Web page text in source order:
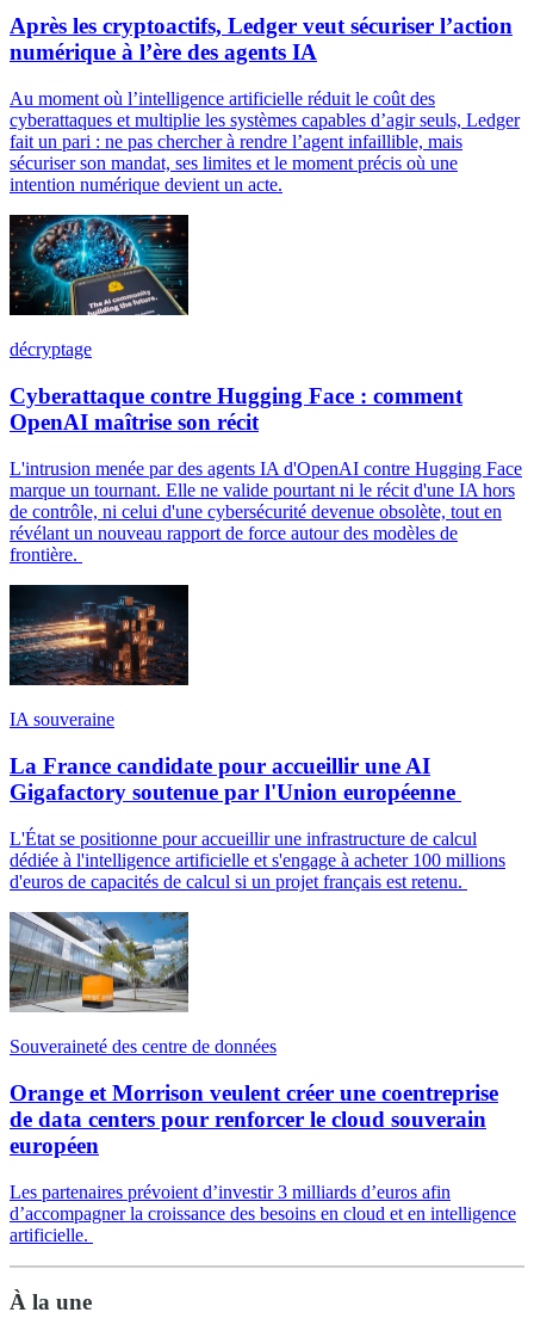
Après les cryptoactifs, Ledger veut sécuriser l’action
numérique à l’ère des agents IA
Au moment où l’intelligence artificielle réduit le coût des
cyberattaques et multiplie les systèmes capables d’agir seuls, Ledger
fait un pari : ne pas chercher à rendre l’agent infaillible, mais
sécuriser son mandat, ses limites et le moment précis où une
intention numérique devient un acte.
décryptage
Cyberattaque contre Hugging Face : comment
OpenAI maîtrise son récit
L'intrusion menée par des agents IA d'OpenAI contre Hugging Face
marque un tournant. Elle ne valide pourtant ni le récit d'une IA hors
de contrôle, ni celui d'une cybersécurité devenue obsolète, tout en
révélant un nouveau rapport de force autour des modèles de
frontière.
IA souveraine
La France candidate pour accueillir une AI
Gigafactory soutenue par l'Union européenne
L'État se positionne pour accueillir une infrastructure de calcul
dédiée à l'intelligence artificielle et s'engage à acheter 100 millions
d'euros de capacités de calcul si un projet français est retenu.
Souveraineté des centre de données
Orange et Morrison veulent créer une coentreprise
de data centers pour renforcer le cloud souverain
européen
Les partenaires prévoient d’investir 3 milliards d’euros afin
d’accompagner la croissance des besoins en cloud et en intelligence
artificielle.
À la une